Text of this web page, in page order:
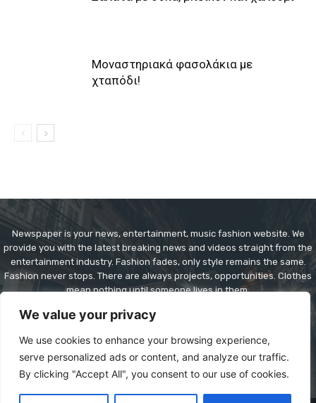
We value your privacy
We use cookies to enhance your browsing experience,
serve personalized ads or content, and analyze our traffic.
By clicking "Accept All", you consent to our use of cookies.
Μοναστηριακά φασολάκια με
χταπόδι!
Newspaper is your news, entertainment, music fashion website. We
provide you with the latest breaking news and videos straight from the
entertainment industry. Fashion fades, only style remains the same.
Fashion never stops. There are always projects, opportunities. Clothes
mean nothing until someone lives in them.
Contact us:contact@yoursite.com